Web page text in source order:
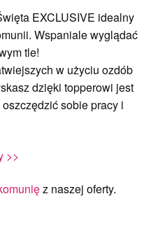
EXCLUSIVE idealny
Wspaniale wyglądać
tle!
w użyciu ozdób
dzięki topperowi jest
sobie pracy i
>>
z naszej oferty.